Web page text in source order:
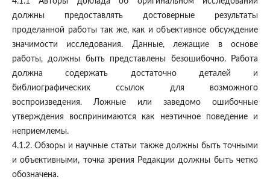
должны предоставлять достоверные результаты
проделанной работы так же, как и объективное обсуждение
значимости исследования. Данные, лежащие в основе
работы, должны быть представлены безошибочно. Работа
должна содержать достаточно деталей и
библиографических ссылок для возможного
воспроизведения. Ложные или заведомо ошибочные
утверждения воспринимаются как неэтичное поведение и
неприемлемы.
4.1.2. Обзоры и научные статьи также должны быть точными
и объективными, точка зрения Редакции должны быть четко
обозначена.